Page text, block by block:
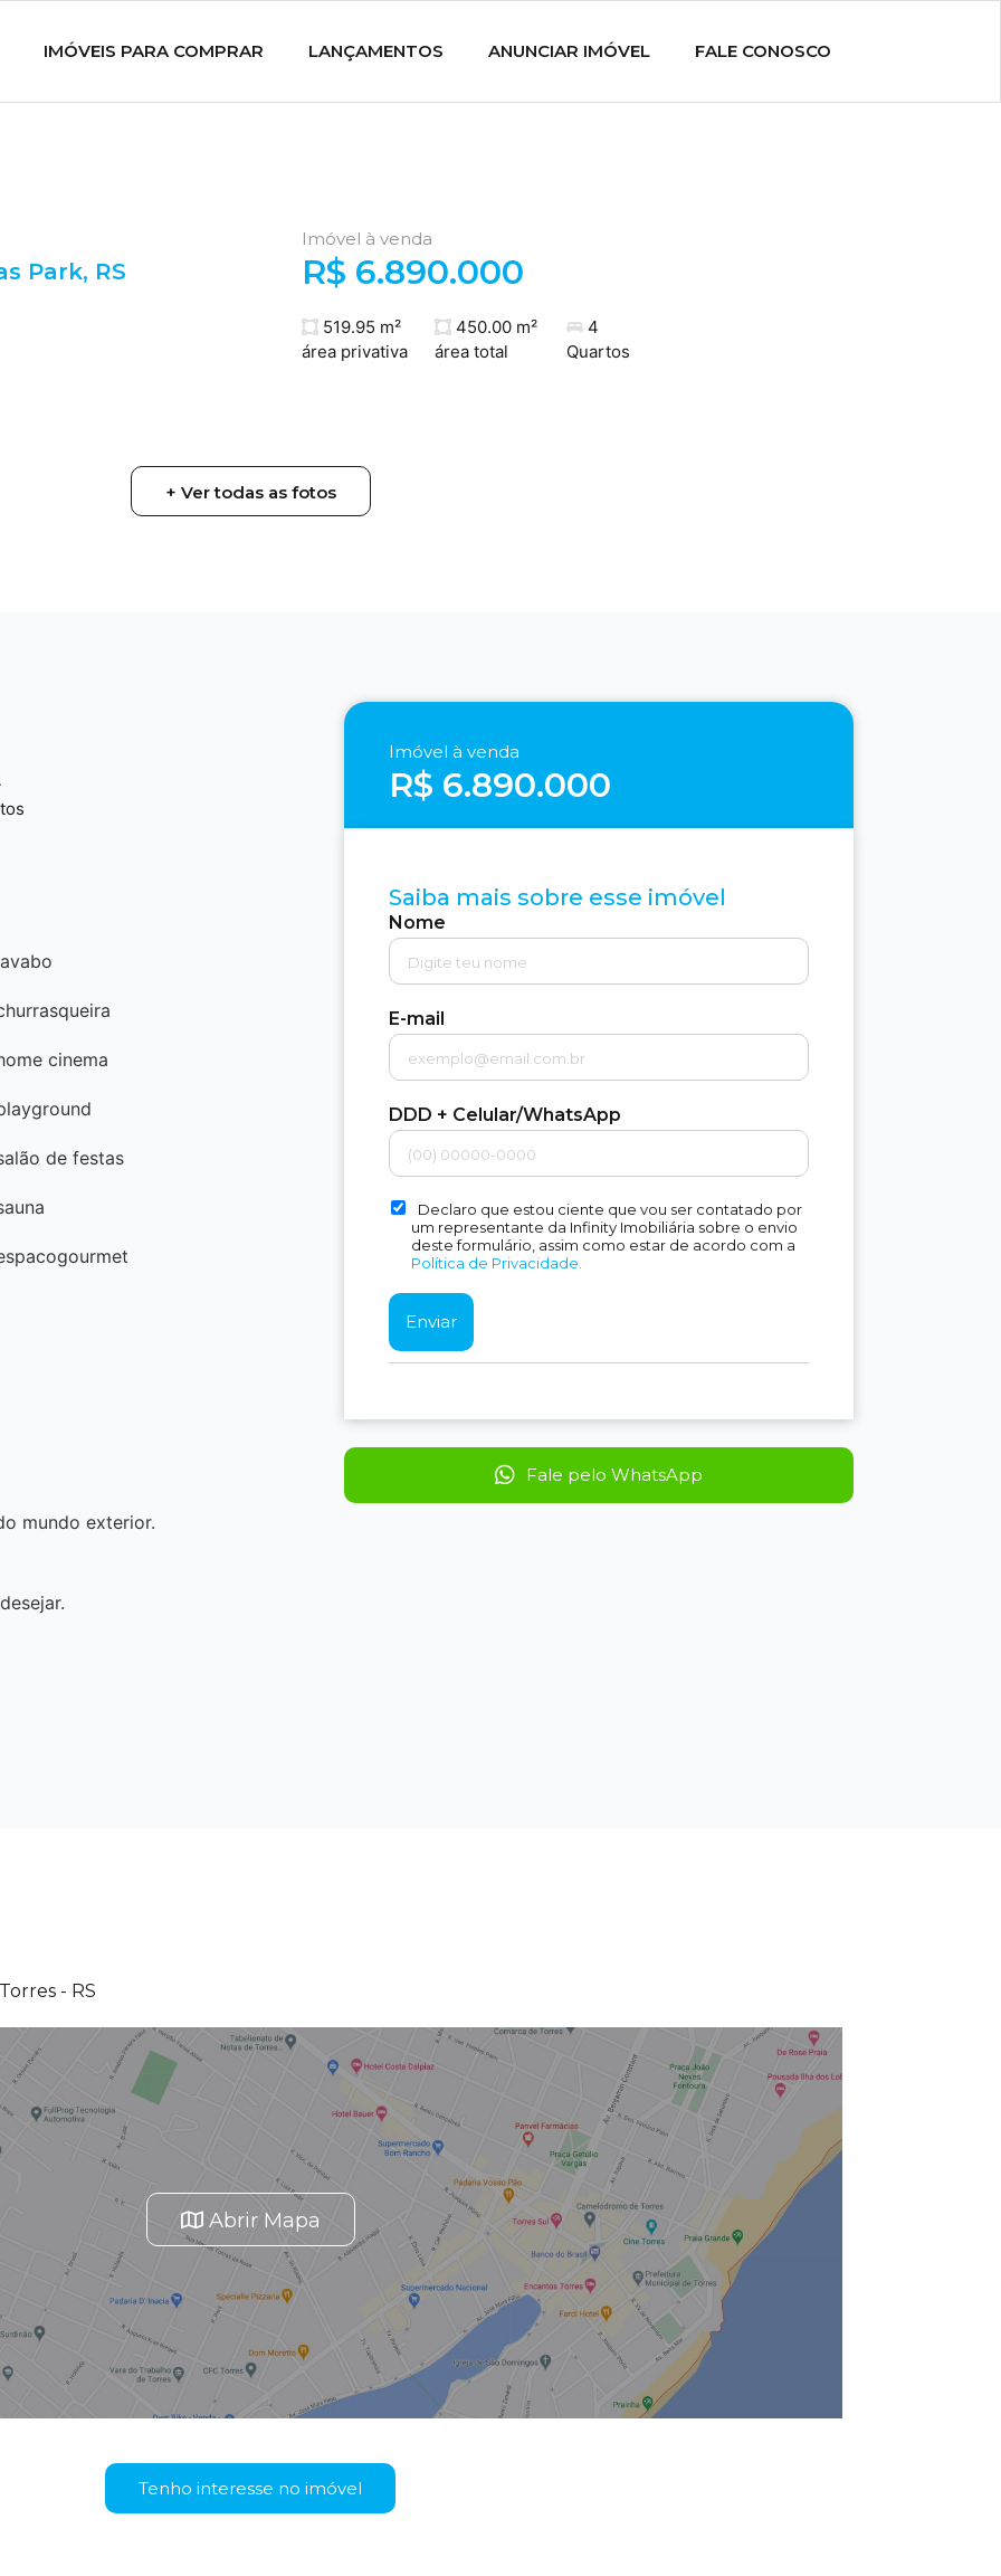
IMÓVEIS PARA COMPRAR LANÇAMENTOS ANUNCIAR IMÓVEL FALE CONOSCO
Park, RS
Imóvel à venda
R$ 6.890.000
519.95 m²
área privativa
450.00 m²
área total
4
Quartos
+ Ver todas as fotos
cinema
de festas
mundo exterior.
Imóvel à venda
R$ 6.890.000
Saiba mais sobre esse imóvel
Nome
E-mail
DDD + Celular/WhatsApp
Declaro que estou ciente que vou ser contatado por
um representante da Infinity Imobiliária sobre o envio
deste formulário, assim como estar de acordo com a
Política de Privacidade.
Fale pelo WhatsApp
- RS
Abrir Mapa
Tenho interesse no imóvel